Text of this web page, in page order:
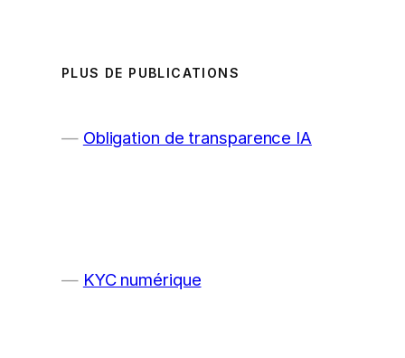
PLUS DE PUBLICATIONS
Obligation de transparence IA
KYC numérique